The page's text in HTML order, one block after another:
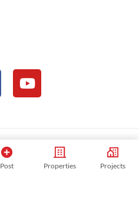
Post Properties Projects